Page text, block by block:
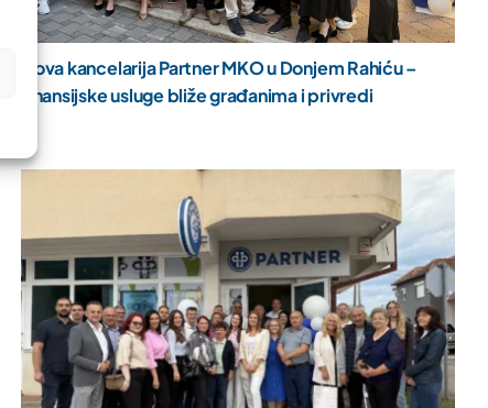
Nova kancelarija Partner MKO u Donjem Rahiću –
finansijske usluge bliže građanima i privredi